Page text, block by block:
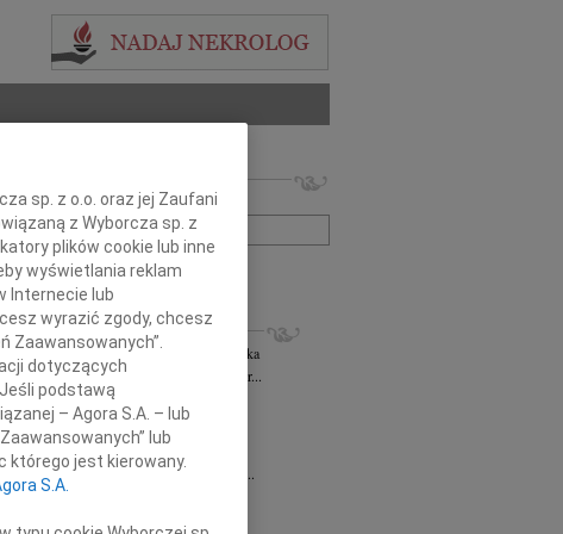
nazwisko lub numer ogłoszenia:
+ szukanie zaawansowane
NEKROLOGI
Kościelska06.08.2026
cała Polska
głębokim smutkiem żegnam Panią Profesor...
Marta Rytel 31.07.2026
głębokim żalem w sercu żegnamy naszą...
Stanisław Gomułka
27.07.2026
Z głębokim żalem przyjęliśmy wiadomość o...
Adam Pilecki
Zarząd Podkarpackiego Stowarzyszenia...
sp. z o.o. oraz jej Zaufani
z Wyborcza sp. z
plików cookie lub inne
wyświetlania reklam
Internecie lub
wyrazić zgody, chcesz
Zaawansowanych”.
dotyczących
podstawą
– Agora S.A. – lub
lub
jest kierowany.
S.A.